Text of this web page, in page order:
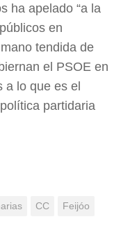
ha apelado “a la
en
tendida de
el PSOE en
a lo que es el
partidaria
CC
Feijóo